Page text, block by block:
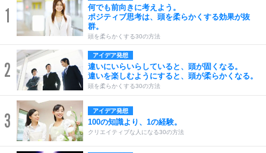
1
何でも前向きに考えよう。
ポジティブ思考は、頭を柔らかくする効果が抜
群。
頭を柔らかくする30の方法
2
アイデア発想
違いにいらいらしていると、頭が固くなる。
違いを楽しむようにすると、頭が柔らかくなる。
頭を柔らかくする30の方法
3 アイデア発想
100の知識より、1の経験。
クリエイティブな人になる30の方法